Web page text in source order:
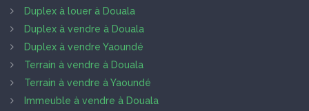
Duplex à louer à Douala
Duplex à vendre à Douala
Duplex à vendre Yaoundé
Terrain à vendre à Douala
Terrain à vendre à Yaoundé
Immeuble à vendre à Douala